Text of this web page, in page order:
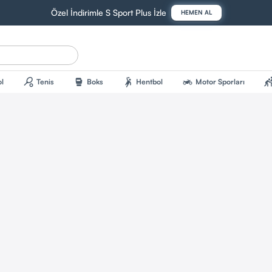
Özel İndirimle S Sport Plus İzle HEMEN AL
sports_tennis Tenis sports_mma Boks sports_handball Hentbol two_wheeler Motor Sporları